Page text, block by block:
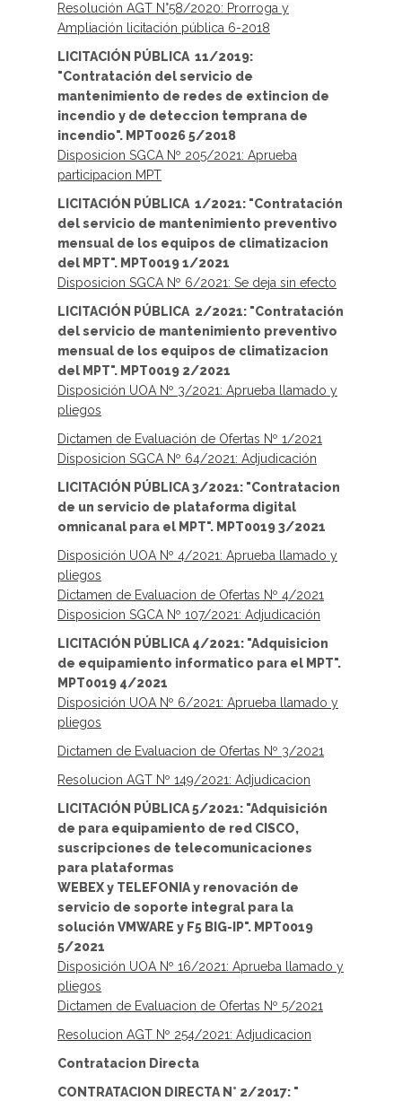
Resolución AGT N°58/2020: Prorroga y
Ampliación licitación pública 6-2018
LICITACIÓN PÚBLICA 11/2019:
"Contratación del servicio de
mantenimiento de redes de extincion de
incendio y de deteccion temprana de
incendio". MPT0026 5/2018
Disposicion SGCA Nº 205/2021: Aprueba
participacion MPT
LICITACIÓN PÚBLICA 1/2021: "Contratación
del servicio de mantenimiento preventivo
mensual de los equipos de climatizacion
del MPT". MPT0019 1/2021
Disposicion SGCA Nº 6/2021: Se deja sin efecto
LICITACIÓN PÚBLICA 2/2021: "Contratación
del servicio de mantenimiento preventivo
mensual de los equipos de climatizacion
del MPT". MPT0019 2/2021
Disposición UOA Nº 3/2021: Aprueba llamado y
pliegos
Dictamen de Evaluación de Ofertas Nº 1/2021
Disposicion SGCA Nº 64/2021: Adjudicación
LICITACIÓN PÚBLICA 3/2021: "Contratacion
de un servicio de plataforma digital
omnicanal para el MPT". MPT0019 3/2021
Disposición UOA Nº 4/2021: Aprueba llamado y
pliegos
Dictamen de Evaluacion de Ofertas Nº 4/2021
Disposicion SGCA Nº 107/2021: Adjudicación
LICITACIÓN PÚBLICA 4/2021: "Adquisicion
de equipamiento informatico para el MPT".
MPT0019 4/2021
Disposición UOA Nº 6/2021: Aprueba llamado y
pliegos
Dictamen de Evaluacion de Ofertas Nº 3/2021
Resolucion AGT Nº 149/2021: Adjudicacion
LICITACIÓN PÚBLICA 5/2021: "Adquisición
de para equipamiento de red CISCO,
suscripciones de telecomunicaciones
para plataformas
WEBEX y TELEFONIA y renovación de
servicio de soporte integral para la
solución VMWARE y F5 BIG-IP". MPT0019
5/2021
Disposición UOA Nº 16/2021: Aprueba llamado y
pliegos
Dictamen de Evaluacion de Ofertas Nº 5/2021
Resolucion AGT Nº 254/2021: Adjudicacion
Contratacion Directa
CONTRATACION DIRECTA N° 2/2017: "